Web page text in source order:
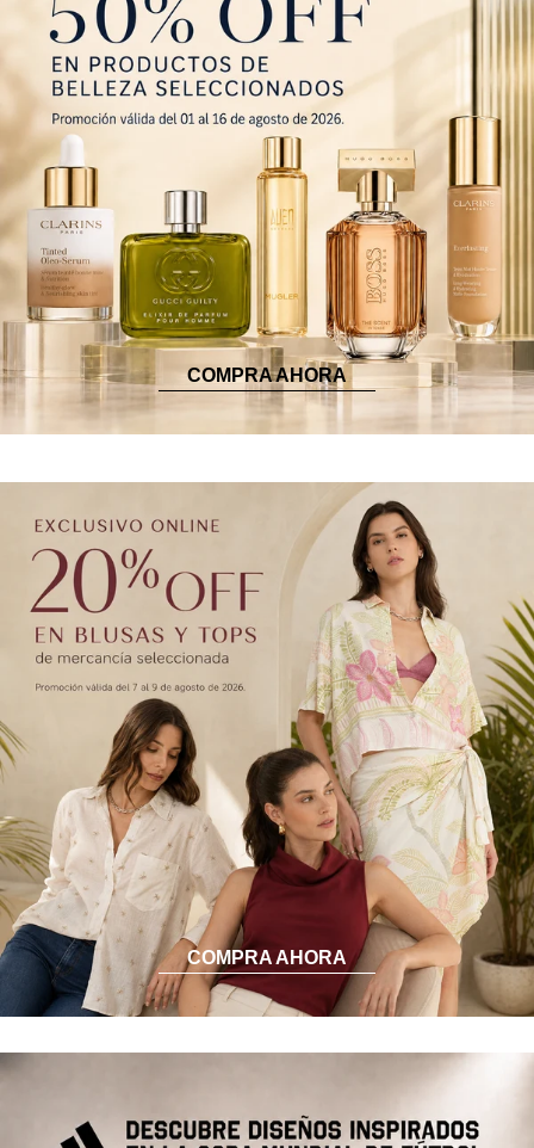
COMPRA AHORA
COMPRA AHORA